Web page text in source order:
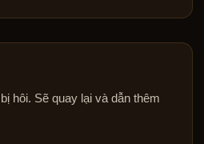
hôi. Sẽ quay lại và dẫn thêm